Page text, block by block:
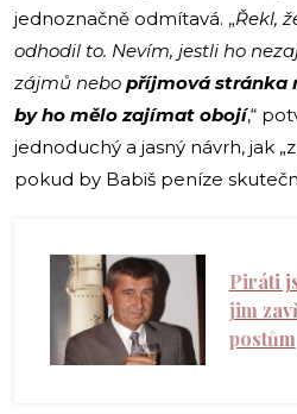
jednoznačně odmítavá. „Řekl,
odhodil to. Nevím, jestli ho
zájmů nebo příjmová stránka
by ho mělo zajímat obojí,“
jednoduchý a jasný návrh, jak
pokud by Babiš peníze
Piráti
jim
postům